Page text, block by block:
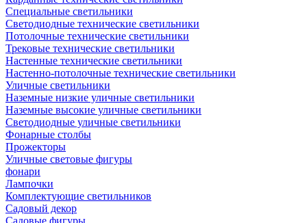
Специальные светильники
Светодиодные технические светильники
Потолочные технические светильники
Трековые технические светильники
Настенные технические светильники
Настенно-потолочные технические светильники
Уличные светильники
Наземные низкие уличные светильники
Наземные высокие уличные светильники
Светодиодные уличные светильники
Фонарные столбы
Прожекторы
Уличные световые фигуры
фонари
Лампочки
Комплектующие светильников
Садовый декор
Садовые фигуры